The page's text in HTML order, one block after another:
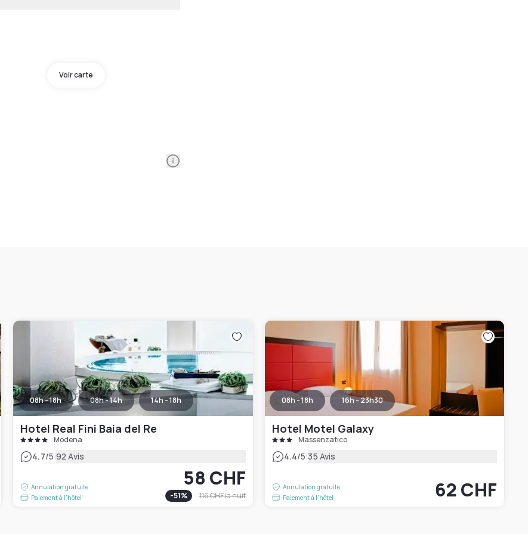
Voir carte
Information
08h - 18h 08h - 14h 14h - 18h
Hotel Real Fini Baia del Re
Modena
4.7/5|92 Avis
Annulation gratuite
Paiement à l'hôtel
58 CHF
-51% 116 CHFla nuit
08h - 18h 16h - 23h30
Hotel Motel Galaxy
Massenzatico
4.4/5|35 Avis
Annulation gratuite
Paiement à l'hôtel
62 CHF